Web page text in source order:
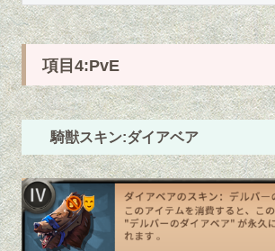
項目4:PvE
騎獣スキン:ダイアベア